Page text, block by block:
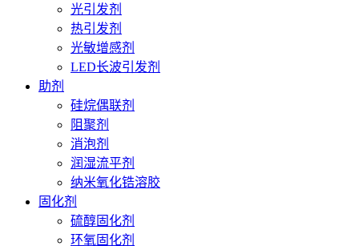
光引发剂
热引发剂
光敏增感剂
LED长波引发剂
助剂
硅烷偶联剂
阻聚剂
消泡剂
润湿流平剂
纳米氧化锆溶胶
固化剂
硫醇固化剂
环氧固化剂